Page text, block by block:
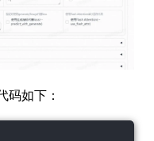
码如下：